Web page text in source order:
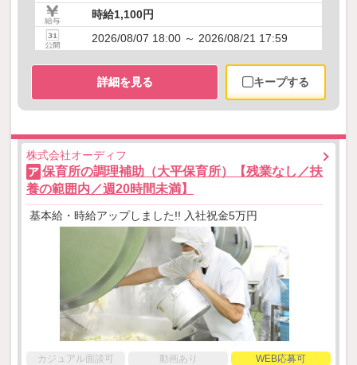
時給1,100円
2026/08/07 18:00 ～ 2026/08/21 17:59
詳細を見る キープする
株式会社オーディフ
ア 保育所の調理補助（大平保育所）【残業なし／扶
養の範囲内／週20時間未満】
基本給・時給アップしました!! 入社祝金5万円
カジュアル面談可 動画あり WEB応募可